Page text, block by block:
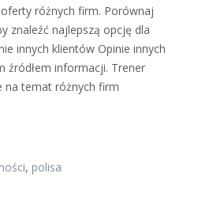
różnych firm. Porównaj
znaleźć najlepszą opcję dla
innych klientów Opinie innych
źródłem informacji. Trener
na temat różnych firm
, polisa